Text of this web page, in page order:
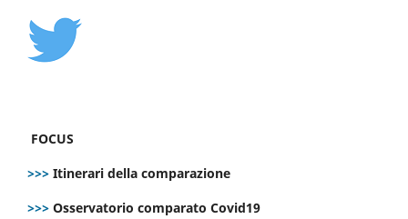
FOCUS
>>> Itinerari della comparazione
>>> Osservatorio comparato Covid19